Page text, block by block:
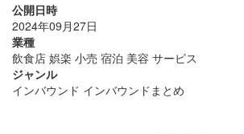
公開日時
2024年09月27日
業種
飲食店 娯楽 小売 宿泊 美容 サービス
ジャンル
インバウンド インバウンドまとめ